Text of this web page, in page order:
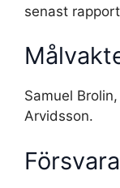
senast
Samuel
Arvidsson.